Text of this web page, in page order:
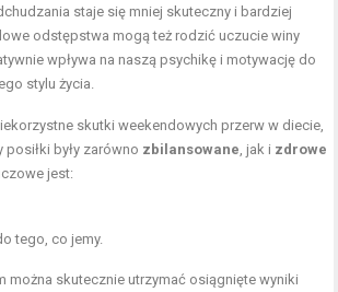
staje się mniej skuteczny i bardziej
odstępstwa mogą też rodzić uczucie winy
wpływa na naszą psychikę i motywację do
stylu życia.
skutki weekendowych przerw w diecie,
były zarówno zbilansowane, jak i zdrowe
jest:
tego, co jemy.
można skutecznie utrzymać osiągnięte wyniki